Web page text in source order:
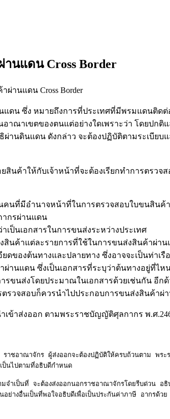
นแดน Cross Border
านแดน Cross Border
ดน ซึ่ง หมายถึงการที่ประเทศที่มีพรมแดนติด
าณาเขตของตนแต่อย่างใดเพราะว่า โดยปก
านดินแดน ดังกล่าว จะต้องปฏิบัติตามระเบีย
นค้าให้กับเจ้าหน้าที่จะต้องเรียกทำการตรวจ
นคนที่มีอำนาจหน้าที่ในการตรวจสอบใบขนสินค้
ากรผ่านแดน
เป็นเอกสารในการขนส่งระหว่างประเทศ
นค้าแต่ละรายการที่ใช้ในการขนส่งสินค้าผ่าน
ยดของต้นทางและปลายทาง ซึ่งอาจจะเป็นท่าเ
ผ่านแดน ซึ่งเป็นเอกสารที่ระบุว่าต้นทางอยู่ที่
รขนส่งโดยประมาณในเอกสารด้วยเช่นกัน อีกด้
ตรวจสอบก็ควรนำไปประกอบการขนส่งสินค้าผ่
ข้าส่งออก ตามพระราชบัญญัติศุลกากร พ.ศ
าชอาณาจักร ผู้ส่งออกจะต้องปฏิบัติให้ครบถ้วนตาม พ
ป็นไปตามที่อธิบดีกำหนด
อย่างอื่นเป็นที่พอใจอธิบดีเพื่อเป็นประกันค่าภาษี อากรด้ว